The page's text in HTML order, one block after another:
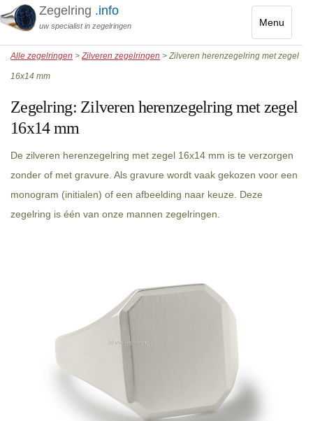
Menu
Toggle
Zegelring .info
uw specialist in zegelringen
Alle zegelringen >Zilveren zegelringen > Zilveren herenzegelring met zegel
16x14 mm
Zegelring: Zilveren herenzegelring met zegel
16x14 mm
De zilveren herenzegelring met zegel 16x14 mm is te verzorgen
zonder of met gravure. Als gravure wordt vaak gekozen voor een
monogram (initialen) of een afbeelding naar keuze. Deze
zegelring is één van onze mannen zegelringen.